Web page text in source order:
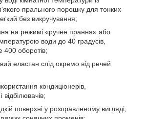
прального порошку для тонких
без викручування;
на режимі «ручне прання» або
води до 40 градусів,
400 оборотів;
еластан слід окремо від речей
кондиціонерів,
відбілювачів;
поверхні у розправленому вигляді,